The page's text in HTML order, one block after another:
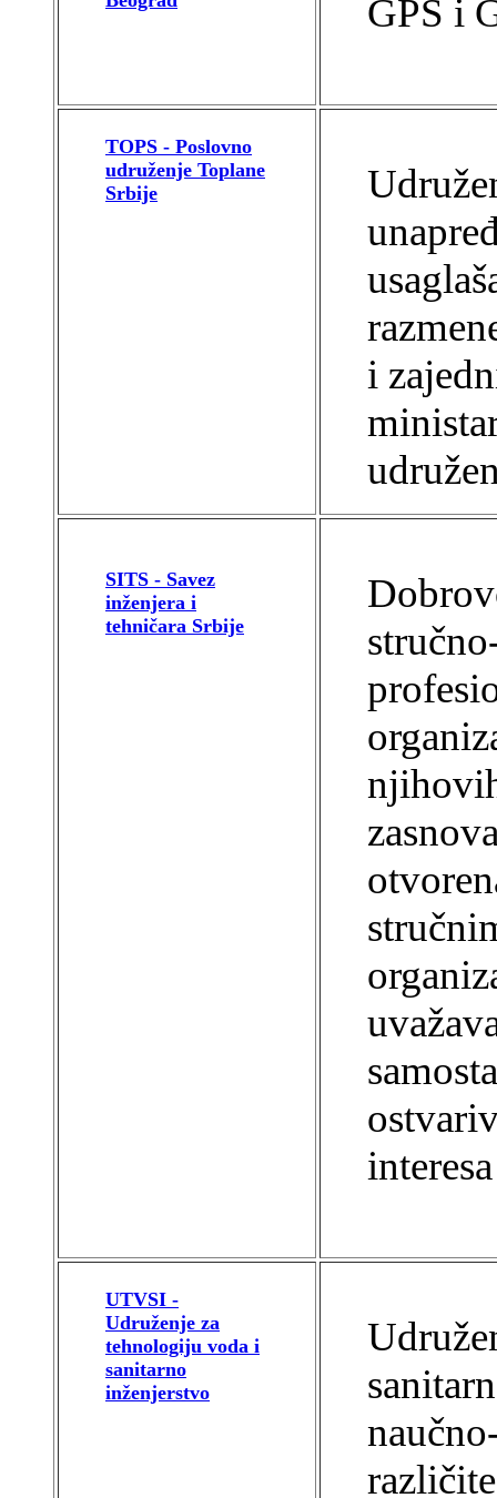
GPS i
TOPS - Poslovno
udruženje Toplane
Srbije
i
SITS - Savez
inženjera i
tehničara Srbije
UTVSI -
Udruženje za
tehnologiju voda i
sanitarno
inženjerstvo